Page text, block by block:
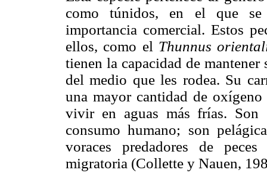
como túnidos, en el que se
importancia comercial. Estos
ellos, como el Thunnus
tienen la capacidad de
del medio que les rodea. Su
una mayor cantidad de
vivir en aguas más frías. Son
consumo humano; son
voraces predadores de
migratoria (Collette y Nauen,